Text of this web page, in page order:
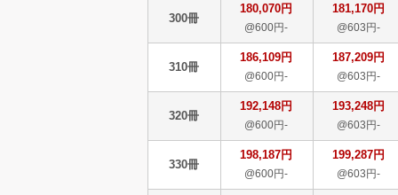
300冊
180,070円
@600円-
181,170円
@603円-
310冊
186,109円
@600円-
187,209円
@603円-
320冊
192,148円
@600円-
193,248円
@603円-
330冊
198,187円
@600円-
199,287円
@603円-